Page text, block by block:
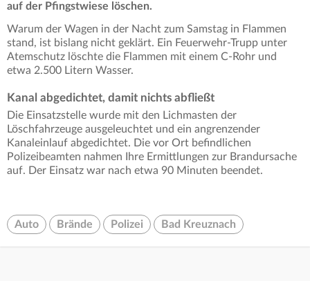
auf der Pfingstwiese löschen.
Warum der Wagen in der Nacht zum Samstag in Flammen
stand, ist bislang nicht geklärt. Ein Feuerwehr-Trupp unter
Atemschutz löschte die Flammen mit einem C-Rohr und
etwa 2.500 Litern Wasser.
Kanal abgedichtet, damit nichts abfließt
Die Einsatzstelle wurde mit den Lichmasten der
Löschfahrzeuge ausgeleuchtet und ein angrenzender
Kanaleinlauf abgedichtet. Die vor Ort befindlichen
Polizeibeamten nahmen Ihre Ermittlungen zur Brandursache
auf. Der Einsatz war nach etwa 90 Minuten beendet.
Auto Brände Polizei Bad Kreuznach